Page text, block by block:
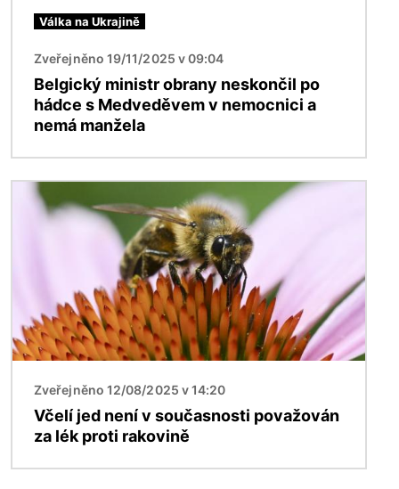
Válka na Ukrajině
Zveřejněno 19/11/2025 v 09:04
Belgický ministr obrany neskončil po
hádce s Medveděvem v nemocnici a
nemá manžela
Obrázek
Zveřejněno 12/08/2025 v 14:20
Včelí jed není v současnosti považován
za lék proti rakovině